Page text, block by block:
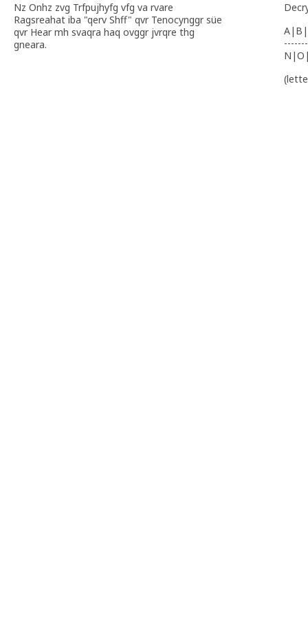
Nz Onhz zvg Trfpujhyfg vfg va rvare
Ragsreahat iba "qerv Shff" qvr Tenocynggr süe
qvr Hear mh svaqra haq ovggr jvrqre thg
gneara.